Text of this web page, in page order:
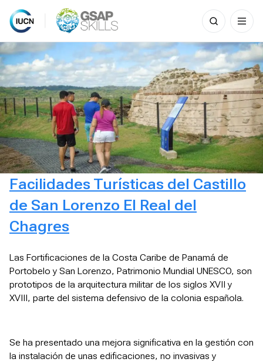
Skip
to
content
Search
for:
Facilidades Turísticas del Castillo
de San Lorenzo El Real del
Chagres
Las Fortificaciones de la Costa Caribe de Panamá de
Portobelo y San Lorenzo, Patrimonio Mundial UNESCO, son
prototipos de la arquitectura militar de los siglos XVII y
XVIII, parte del sistema defensivo de la colonia española.
Se ha presentado una mejora significativa en la gestión con
la instalación de unas edificaciones, no invasivas y